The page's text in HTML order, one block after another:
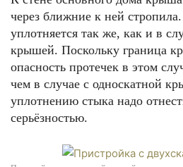
через ближние к ней
уплотняется так же, как и в
крышей. Поскольку граница
опасность протечек в этом
чем в случае с односкатной
уплотнению стыка надо
серьёзностью.